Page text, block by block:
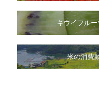
キウイフル
米の消費